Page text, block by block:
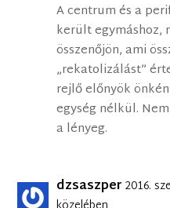
A centrum és a
került egymáshoz,
összenőjön, ami
„rekatolizálást”
rejlő előnyök
egység nélkül.
a lényeg.
dzsaszper 2016.